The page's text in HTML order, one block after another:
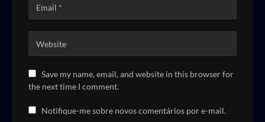
Save my name, email, and website in this browser for
the next time I comment.
Notifique-me sobre novos comentários por e-mail.